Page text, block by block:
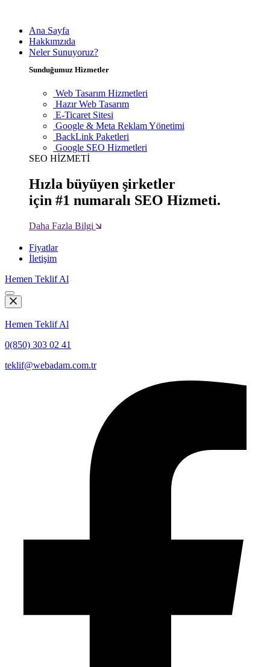
Ana Sayfa
Hakkımzıda
Neler Sunuyoruz?
Sunduğumuz Hizmetler
Web Tasarım Hizmetleri
Hazır Web Tasarım
E-Ticaret Sitesi
Google & Meta Reklam Yönetimi
BackLink Paketleri
Google SEO Hizmetleri
SEO HİZMETİ
Hızla büyüyen şirketler
için #1 numaralı SEO Hizmeti.
Daha Fazla Bilgi
Fiyatlar
İletişim
Hemen Teklif Al
Hemen Teklif Al
0(850) 303 02 41
teklif@webadam.com.tr